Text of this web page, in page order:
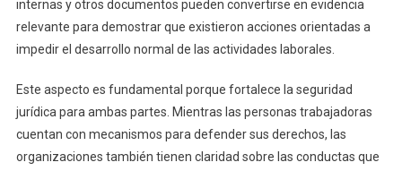
internas y otros documentos pueden convertirse en evidencia
relevante para demostrar que existieron acciones orientadas a
impedir el desarrollo normal de las actividades laborales.
Este aspecto es fundamental porque fortalece la seguridad
jurídica para ambas partes. Mientras las personas trabajadoras
cuentan con mecanismos para defender sus derechos, las
organizaciones también tienen claridad sobre las conductas que